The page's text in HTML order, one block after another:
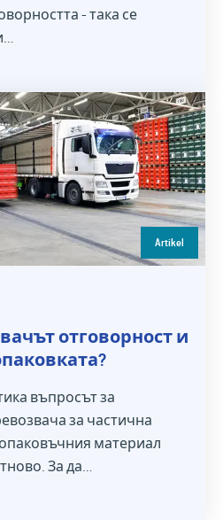
- така се
Artikel
отговорност и
въпросът за
за частична
материал
За да…